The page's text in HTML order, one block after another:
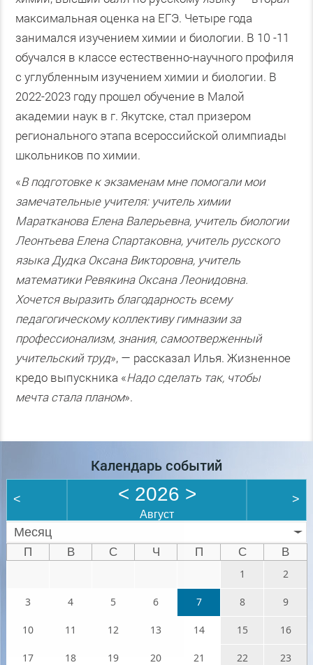
максимальная оценка на ЕГЭ. Четыре года
занимался изучением химии и биологии. В 10 -11
обучался в классе естественно-научного профиля
с углубленным изучением химии и биологии. В
2022-2023 году прошел обучение в Малой
академии наук в г. Якутске, стал призером
регионального этапа всероссийской олимпиады
школьников по химии.
«В подготовке к экзаменам мне помогали мои
замечательные учителя: учитель химии
Маратканова Елена Валерьевна, учитель биологии
Леонтьева Елена Спартаковна, учитель русского
языка Дудка Оксана Викторовна, учитель
математики Ревякина Оксана Леонидовна.
Хочется выразить благодарность всему
педагогическому коллективу гимназии за
профессионализм, знания, самоотверженный
учительский труд», — рассказал Илья. Жизненное
кредо выпускника «Надо сделать так, чтобы
мечта стала планом».
Календарь событий
< < 2026 >
Август
>
Месяц
П В С Ч П С
В
1
2
3 4 5 6 7 8 9
10 11 12 13 14 15 16
17 18 19 20 21 22 23